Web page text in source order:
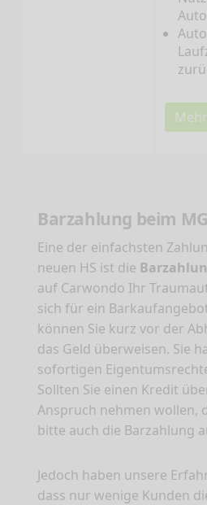
Barzahlung beim
Eine der einfachsten
neuen HS ist die
auf Carwondo Ihr
sich für ein
können Sie kurz vor der
das Geld überweisen. Sie
sofortigen
Sollten Sie einen Kredit
Anspruch nehmen wollen,
bitte auch die Barzahlung
Jedoch haben unsere
dass nur wenige Kunden